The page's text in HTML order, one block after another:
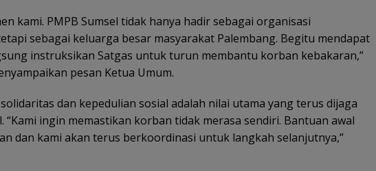
kami. PMPB Sumsel tidak hanya hadir sebagai organisasi
sebagai keluarga besar masyarakat Palembang. Begitu mendapat
instruksikan Satgas untuk turun membantu korban kebakaran,”
pesan Ketua Umum.
dan kepedulian sosial adalah nilai utama yang terus dijaga
“Kami ingin memastikan korban tidak merasa sendiri. Bantuan awal
dan kami akan terus berkoordinasi untuk langkah selanjutnya,”